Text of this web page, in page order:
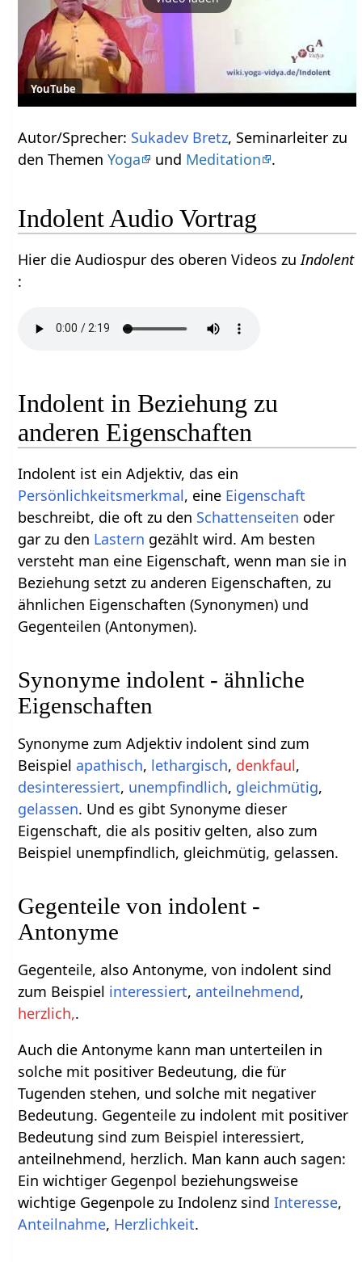
YouTube
Autor/Sprecher: Sukadev Bretz, Seminarleiter zu
den ThemenYoga und Meditation .
Indolent Audio Vortrag
Hier die Audiospur des oberen Videos zuIndolent
:
Indolent in Beziehung zu
anderen Eigenschaften
Indolent ist ein Adjektiv, das ein
Persönlichkeitsmerkmal, eine Eigenschaft
beschreibt, die oft zu den Schattenseiten oder
gar zu den Lastern gezählt wird. Am besten
versteht man eine Eigenschaft, wenn man sie in
Beziehung setzt zu anderen Eigenschaften, zu
ähnlichen Eigenschaften (Synonymen) und
Gegenteilen (Antonymen).
Synonyme indolent - ähnliche
Eigenschaften
Synonyme zum Adjektiv indolent sind zum
Beispiel apathisch, lethargisch, denkfaul,
desinteressiert, unempfindlich, gleichmütig,
gelassen. Und es gibt Synonyme dieser
Eigenschaft, die als positiv gelten, also zum
Beispiel unempfindlich, gleichmütig, gelassen.
Gegenteile von indolent -
Antonyme
Gegenteile, also Antonyme, von indolent sind
zum Beispiel interessiert, anteilnehmend,
herzlich,.
Auch die Antonyme kann man unterteilen in
solche mit positiver Bedeutung, die für
Tugenden stehen, und solche mit negativer
Bedeutung. Gegenteile zu indolent mit positiver
Bedeutung sind zum Beispiel interessiert,
anteilnehmend, herzlich. Man kann auch sagen:
Ein wichtiger Gegenpol beziehungsweise
wichtige Gegenpole zu Indolenz sindInteresse,
Anteilnahme, Herzlichkeit.